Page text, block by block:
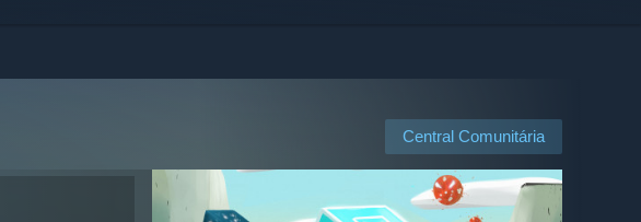
Central Comunitária